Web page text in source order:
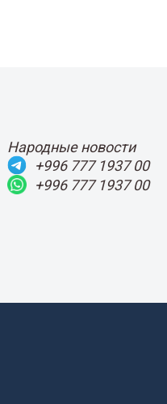
Народные новости
+996 777 1937 00
+996 777 1937 00